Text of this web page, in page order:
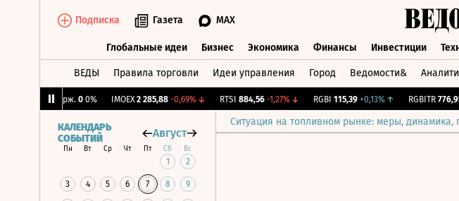
Подписка Газета MAX
Глобальные идеи Бизнес Экономика Финансы Инвестиции
ВЕДЫ Правила торговли Идеи управления Город Ведомости&
CNY Бирж. 0 0% IMOEX 2 285,88 -0,69%↓ RTSI 884,56 -1,27%↓ RGBI 115,39 +0,13%↑ RGBITR 776,95
Ситуация на топливном рынке: меры, динамика,
КАЛЕНДАРЬ
СОБЫТИЙ
Август
Пн Вт Ср Чт Пт Сб Вс
1 2
3 4 5 6 7 8 9